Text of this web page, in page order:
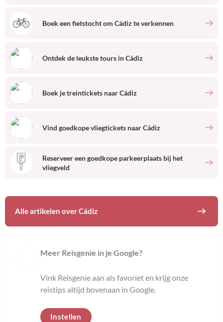
Boek een fietstocht om Cádizte verkennen
Ontdek de leukste tours inCádiz
Boek je treintickets naarCádiz
Vind goedkope vliegtickets naarCádiz
Reserveer een goedkope parkeerplaats bij het
vliegveld
Alle artikelen overCádiz
Meer Reisgenie in je Google?
Vink Reisgenie aan als favoriet en krijg onze
reistips altijd bovenaan in Google.
Instellen